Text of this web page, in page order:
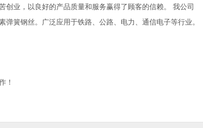
创业，以良好的产品质量和服务赢得了顾客的信赖。 我公司
簧钢丝。广泛应用于铁路、公路、电力、通信电子等行业。
！